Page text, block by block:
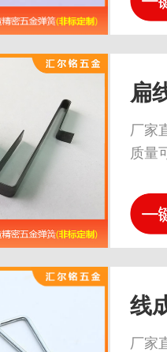
扁
厂家
质量
线
厂家